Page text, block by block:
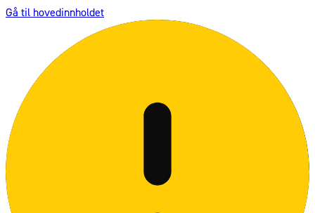
Gå til hovedinnholdet